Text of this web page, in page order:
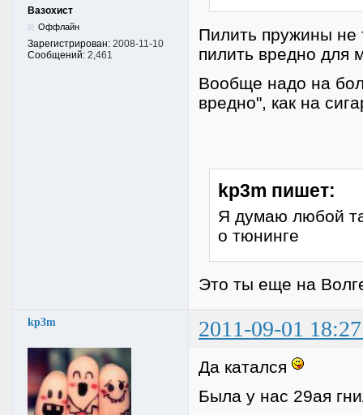
Вазохист
Оффлайн
Зарегистрирован: 2008-11-10
Сообщений: 2,461
Пилить пружины не
пилить вредно для
Вообще надо на
вредно", как на
kp3m пишет:
Я думаю любой
о тюнинге
Это ты еще на
kp3m 2011-09-01
Да катался
Была у нас 29ая